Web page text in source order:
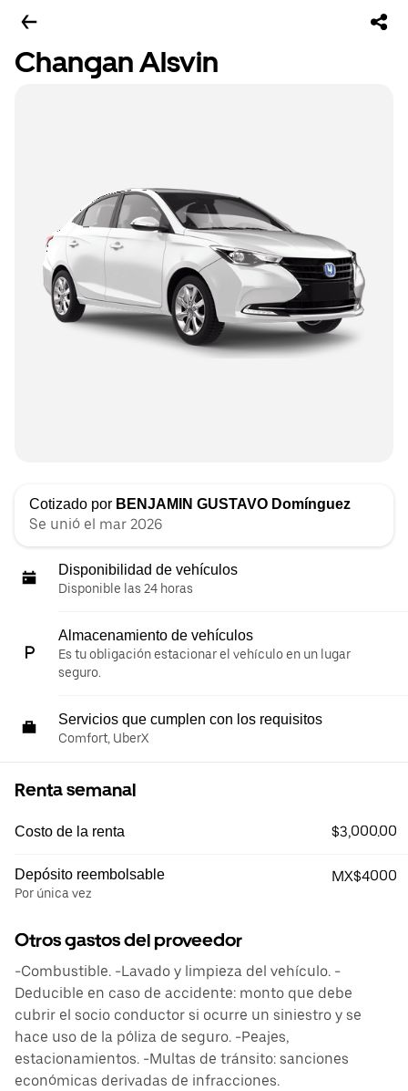
Changan Alsvin
Cotizado por BENJAMIN GUSTAVO Domínguez
Se unió el mar 2026
Disponibilidad de vehículos
Disponible las 24 horas
Almacenamiento de vehículos
Es tu obligación estacionar el vehículo en un lugar
seguro.
Servicios que cumplen con los requisitos
Comfort, UberX
Renta semanal
Costo de la renta $3,000.00
Depósito reembolsable
Por única vez
MX$4000
Otros gastos del proveedor
-Combustible. -Lavado y limpieza del vehículo. -
Deducible en caso de accidente: monto que debe
cubrir el socio conductor si ocurre un siniestro y se
hace uso de la póliza de seguro. -Peajes,
estacionamientos. -Multas de tránsito: sanciones
económicas derivadas de infracciones.